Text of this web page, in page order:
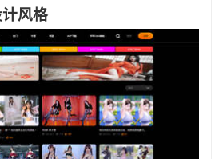
风格